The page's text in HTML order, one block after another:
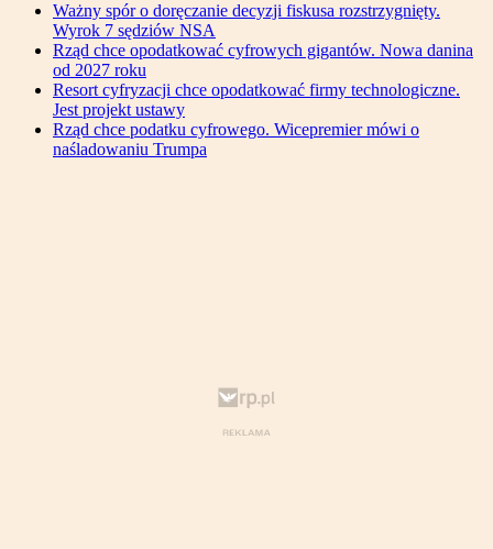
Ważny spór o doręczanie decyzji fiskusa rozstrzygnięty.
Wyrok 7 sędziów NSA
Rząd chce opodatkować cyfrowych gigantów. Nowa danina
od 2027 roku
Resort cyfryzacji chce opodatkować firmy technologiczne.
Jest projekt ustawy
Rząd chce podatku cyfrowego. Wicepremier mówi o
naśladowaniu Trumpa